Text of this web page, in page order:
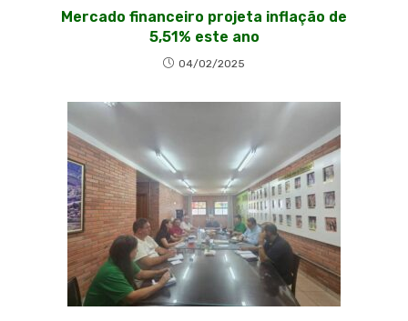
Mercado financeiro projeta inflação de
5,51% este ano
04/02/2025